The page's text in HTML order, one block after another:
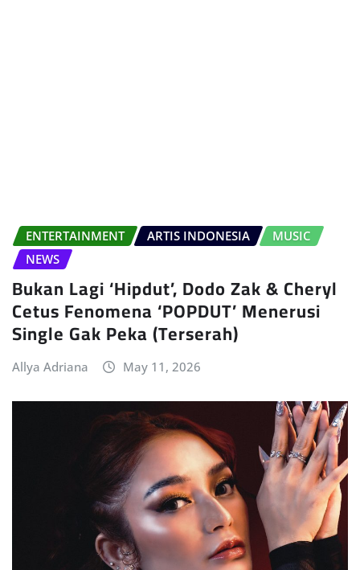
ENTERTAINMENT ARTIS INDONESIA
MUSIC
NEWS
Bukan Lagi ‘Hipdut’, Dodo Zak & Cheryl
Cetus Fenomena ‘POPDUT’ Menerusi
Single Gak Peka (Terserah)
Allya Adriana May 11, 2026